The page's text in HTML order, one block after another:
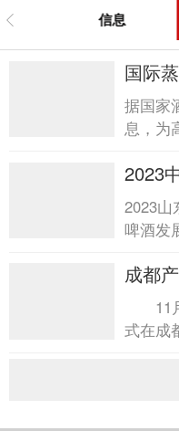
信息
国际
蒸馏
据国家
息，为
酒创新
2023
酒
2023山
啤酒发
着精酿
成都
区·
11月
式在成
展中